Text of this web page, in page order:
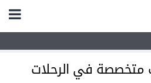
متخصصة في الرحلات